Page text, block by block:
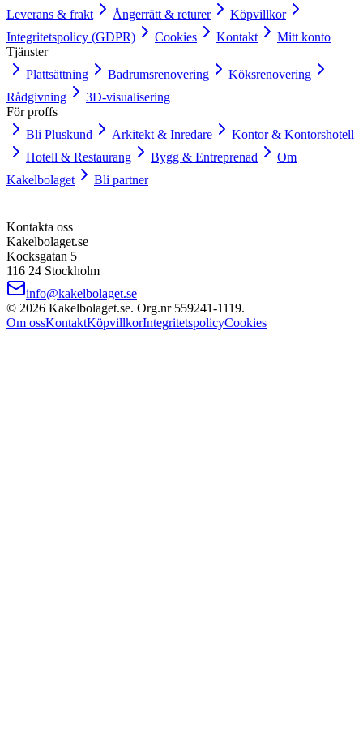
Leverans & frakt
Ångerrätt & returer
Köpvillkor
Integritetspolicy (GDPR)
Cookies Kontakt
Mitt konto
Tjänster
Plattsättning
Badrumsrenovering
Köksrenovering
Rådgivning
3D-visualisering
För proffs
Bli Pluskund
Arkitekt & Inredare
Kontor & Kontorshotell
Hotell & Restaurang
Bygg & Entreprenad
Om
Kakelbolaget
Bli partner
Kontakta oss
Kakelbolaget.se
Kocksgatan 5
116 24 Stockholm
info@kakelbolaget.se
© 2026 Kakelbolaget.se. Org.nr 559241‑1119.
Om ossKontaktKöpvillkorIntegritetspolicyCookies